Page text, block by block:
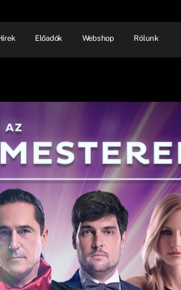
Előadók Webshop Rólunk